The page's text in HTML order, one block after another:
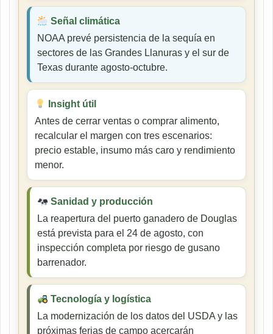
Señal climática
NOAA prevé persistencia de la sequía en
sectores de las Grandes Llanuras y el sur de
Texas durante agosto-octubre.
Insight útil
Antes de cerrar ventas o comprar alimento,
recalcular el margen con tres escenarios:
precio estable, insumo más caro y rendimiento
menor.
Sanidad y producción
La reapertura del puerto ganadero de Douglas
está prevista para el 24 de agosto, con
inspección completa por riesgo de gusano
barrenador.
Tecnología y logística
La modernización de los datos del USDA y las
próximas ferias de campo acercarán